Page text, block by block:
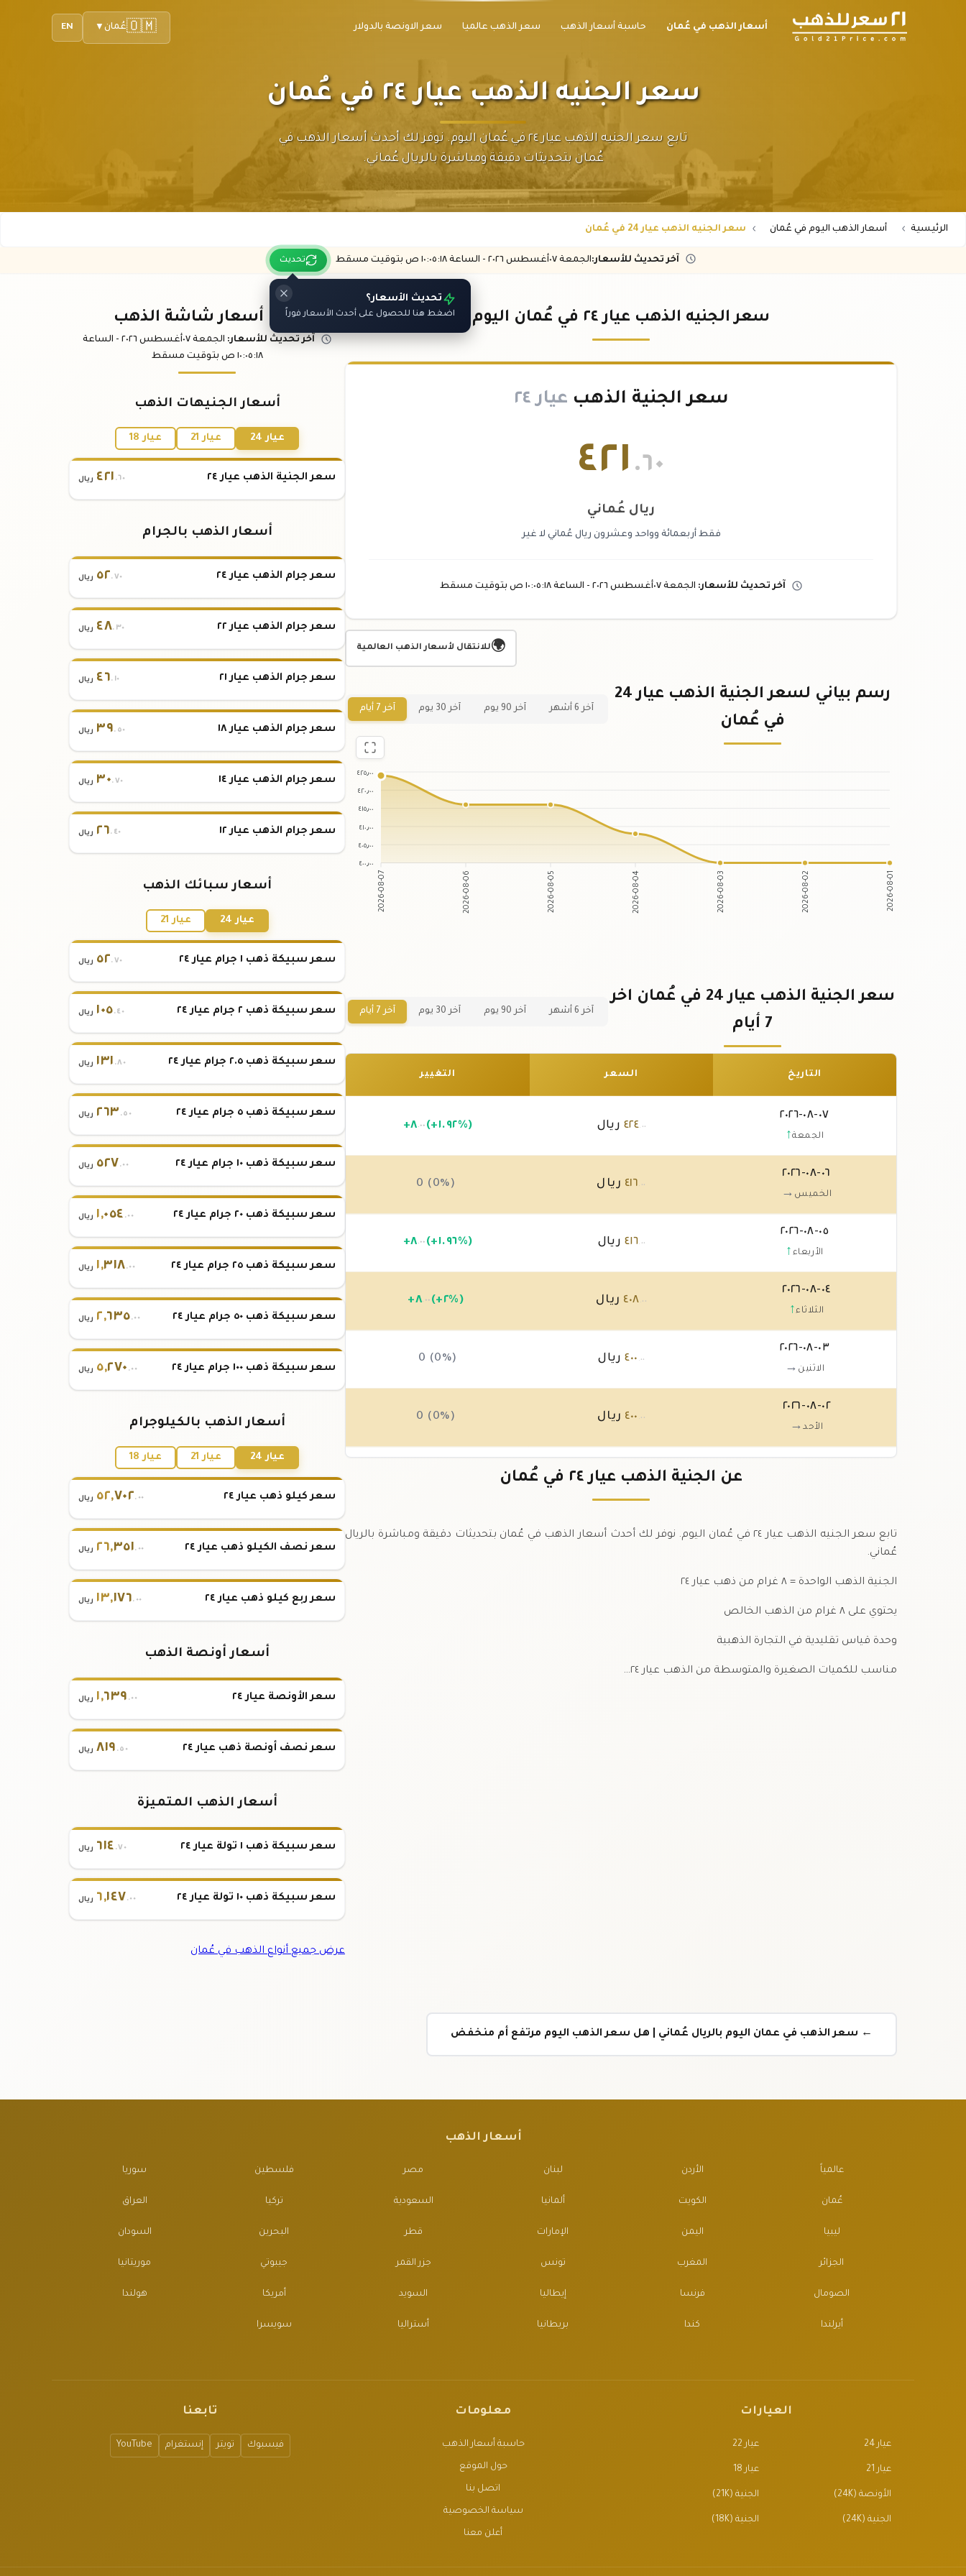
أسعار الذهب في عُمان حاسبة أسعار الذهب سعر الذهب عالميا سعر الاونصة بالدولار EN 🇴🇲عُمان ▼
سعر الجنيه الذهب عيار ٢٤ في عُمان
تابع سعر الجنيه الذهب عيار ٢٤ في عُمان اليوم. نوفر لك أحدث أسعار الذهب في
عُمان بتحديثات دقيقة ومباشرة بالريال عُماني.
الرئيسية أسعار الذهب اليوم في عُمان سعر الجنيه الذهب عيار 24 في عُمان
آخر تحديث للأسعار:الجمعة ٠٧ أغسطس ٢٠٢٦ - الساعة :١٨ ص بتوقيت مسقط تحديث
تحديث الأسعار؟
اضغط هنا للحصول على أحدث الأسعار فوراً سعر الجنيه الذهب عيار ٢٤ في عُمان اليوم
سعر الجنية الذهب عيار ٢٤
٤٢١ .٦٠
ريال عُماني
فقط أربعمائة وواحد وعشرون ريال عُماني لا غير
آخر تحديث للأسعار: الجمعة ٠٧ أغسطس ٢٠٢٦ - الساعة ١٠:٠٥:١٨ ص بتوقيت مسقط
🌍للانتقال لأسعار الذهب العالمية
رسم بياني لسعر الجنية الذهب عيار 24
في عُمان
آخر 6 أشهر آخر 90 يوم آخر 30 يوم آخر 7 أيام
٤٢٥٫٠٠
٤٢٠٫٠٠
٤١٥٫٠٠
٤١٠٫٠٠
٤٠٥٫٠٠
٤٠٠٫٠٠
2026-08-07 2026-08-06 2026-08-05 2026-08-04 2026-08-03 2026-08-02 2026-08-01
سعر الجنية الذهب عيار 24 في عُمان اخر
7 أيام
آخر 6 أشهر آخر 90 يوم آخر 30 يوم آخر 7 أيام
التاريخ السعر التغيير
٠٧-٠٨-٢٠٢٦
الجمعة↑
٤٢٤.٠٠ ريال +٨ .٠٠ (+١.٩٢%)
٠٦-٠٨-٢٠٢٦
الخميس →
٤١٦.٠٠ ريال 0 (0%)
٠٥-٠٨-٢٠٢٦
الأربعاء ↑
٤١٦.٠٠ ريال +٨ .٠٠ (+١.٩٦%)
٠٤-٠٨-٢٠٢٦
الثلاثاء↑
٤٠٨.٠٠ ريال +٨ .٠٠ (+٢%)
٠٣-٠٨-٢٠٢٦
الاثنين →
٤٠٠ .٠٠ ريال 0 (0%)
٠٢-٠٨-٢٠٢٦
الأحد→
٤٠٠ .٠٠ ريال 0 (0%)
٤٠٠.٠٠ ريال
عن الجنية الذهب عيار ٢٤ في عُمان
تابع سعر الجنيه الذهب عيار ٢٤ في عُمان اليوم. نوفر لك أحدث أسعار الذهب في عُمان بتحديثات دقيقة ومباشرة بالريال
عُماني.
الجنية الذهب الواحدة = ٨ غرام من ذهب عيار ٢٤
يحتوي على ٨ غرام من الذهب الخالص
وحدة قياس تقليدية في التجارة الذهبية
مناسب للكميات الصغيرة والمتوسطة من الذهب عيار ٢٤…
باقي أسعار شاشة الذهب
آخر تحديث للأسعار: الجمعة ٠٧ أغسطس ٢٠٢٦ -
الساعة
١٠:٠٥:١٨ ص بتوقيت مسقط
أسعار الجنيهات الذهب
عيار 24 عيار 21 عيار 18
سعر الجنية الذهب عيار ٢٤ ٤٢١ .٦٠ ريال
أسعار الذهب بالجرام
سعر جرام الذهب عيار ٢٤ ٥٢.٧٠ ريال
سعر جرام الذهب عيار ٢٢ ٤٨.٣٠ ريال
سعر جرام الذهب عيار ٢١ ٤٦.١٠ ريال
سعر جرام الذهب عيار ١٨ ٣٩.٥٠ ريال
سعر جرام الذهب عيار ١٤ ٣٠.٧٠ ريال
سعر جرام الذهب عيار ١٢ ٢٦.٤٠ ريال
أسعار سبائك الذهب
عيار 24 عيار 21
سعر سبيكة ذهب ١ جرام عيار ٢٤ ٥٢.٧٠ ريال
سعر سبيكة ذهب ٢ جرام عيار ٢٤ ١٠٥.٤٠ ريال
سعر سبيكة ذهب ٢.٥ جرام عيار ٢٤ ١٣١ .٨٠ ريال
سعر سبيكة ذهب ٥ جرام عيار ٢٤ ٢٦٣ .٥٠ ريال
سعر سبيكة ذهب ١٠ جرام عيار ٢٤ ٥٢٧ .٠٠ ريال
سعر سبيكة ذهب ٢٠ جرام عيار ٢٤ ١,٠٥٤ .٠٠ ريال
سعر سبيكة ذهب ٢٥ جرام عيار ٢٤ ١,٣١٨.٠٠ ريال
سعر سبيكة ذهب ٥٠ جرام عيار ٢٤ ٢,٦٣٥.٠٠ ريال
سعر سبيكة ذهب ١٠٠ جرام عيار ٢٤ ٥,٢٧٠ .٠٠ ريال
أسعار الذهب بالكيلوجرام
عيار 24 عيار 21 عيار 18
سعر كيلو ذهب عيار ٢٤ ٥٢,٧٠٢.٠٠ ريال
سعر نصف الكيلو ذهب عيار ٢٤ ٢٦,٣٥١.٠٠ ريال
سعر ربع كيلو ذهب عيار ٢٤ ١٣,١٧٦.٠٠ ريال
أسعار أونصة الذهب
سعر الأونصة عيار ٢٤ ١,٦٣٩ .٠٠ ريال
سعر نصف أونصة ذهب عيار ٢٤ ٨١٩ .٥٠ ريال
أسعار الذهب المتميزة
سعر سبيكة ذهب ١ تولة عيار ٢٤ ٦١٤ .٧٠ ريال
سعر سبيكة ذهب ١٠ تولة عيار ٢٤ ٦,١٤٧ .٠٠ ريال
عرض جميع أنواع الذهب في عُمان
← سعر الذهب في عمان اليوم بالريال عُماني | هل سعر الذهب اليوم مرتفع أم منخفض
أسعار الذهب
عالمياً الأردن لبنان مصر فلسطين سوريا
عُمان الكويت ألمانيا السعودية تركيا العراق
ليبيا اليمن الإمارات قطر البحرين السودان
الجزائر المغرب تونس جزر القمر جيبوتي موريتانيا
الصومال فرنسا إيطاليا السويد أمريكا هولندا
أيرلندا كندا بريطانيا أستراليا سويسرا
العيارات
عيار 24 عيار 22
عيار 21 عيار 18
الأونصة (24K) الجنية (21K)
الجنية (24K) الجنية (18K)
معلومات
حاسبة أسعار الذهب
حول الموقع
اتصل بنا
سياسة الخصوصية
أعلن معنا
تابعنا
فيسبوك تويتر إنستغرام YouTube